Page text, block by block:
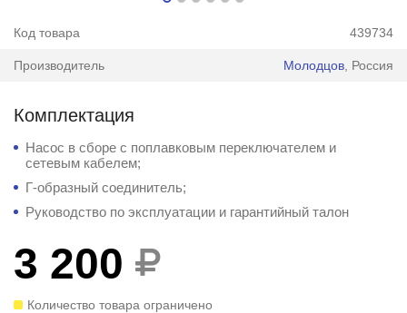
Код товара 439734
Производитель Молодцов , Россия
Комплектация
Насос в сборе с поплавковым переключателем и
сетевым кабелем;
Г-образный соединитель;
Руководство по эксплуатации и гарантийный талон
3 200
Количество товара ограничено